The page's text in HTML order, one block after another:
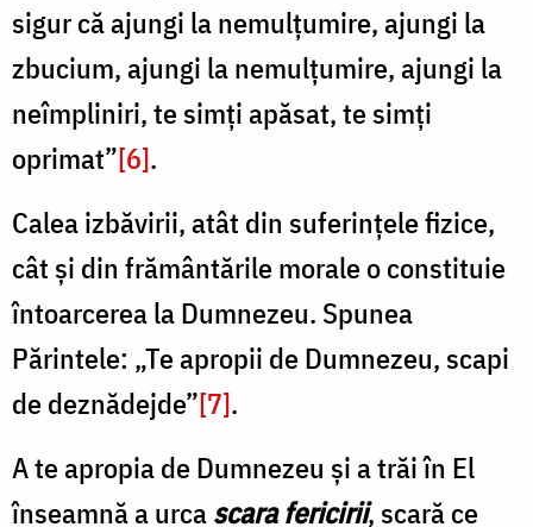
sigur că ajungi la nemulțumire, ajungi la
zbucium, ajungi la nemulțumire, ajungi la
neîmpliniri, te simți apăsat, te simți
oprimat”[6].
Calea izbăvirii, atât din suferințele fizice,
cât și din frământările morale o constituie
întoarcerea la Dumnezeu. Spunea
Părintele: „Te apropii de Dumnezeu, scapi
de deznădejde”[7].
A te apropia de Dumnezeu și a trăi în El
înseamnă a urcascara fericirii, scară ce